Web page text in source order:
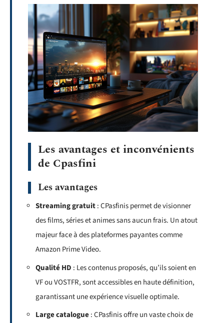
Les avantages et inconvénients
de Cpasfini
Les avantages
Streaming gratuit: CPasfinis permet de visionner
des films, séries et animes sans aucun frais. Un atout
majeur face à des plateformes payantes comme
Amazon Prime Video.
Qualité HD : Les contenus proposés, qu’ils soient en
VF ou VOSTFR, sont accessibles en haute définition,
garantissant une expérience visuelle optimale.
Large catalogue: CPasfinis offre un vaste choix de